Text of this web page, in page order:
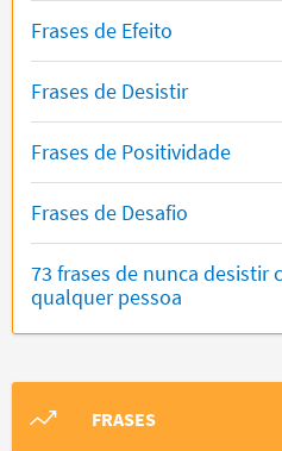
Frases de Efeito
Frases de Desistir
Frases de Positividade
Frases de Desafio
73 frases de nunca desistir
qualquer pessoa
FRASES